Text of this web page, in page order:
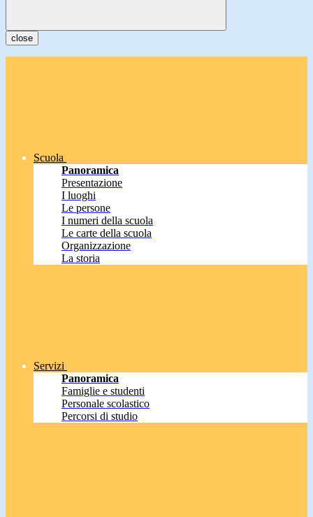
close
Scuola
Panoramica
Presentazione
I luoghi
Le persone
I numeri della scuola
Le carte della scuola
Organizzazione
La storia
Servizi
Panoramica
Famiglie e studenti
Personale scolastico
Percorsi di studio